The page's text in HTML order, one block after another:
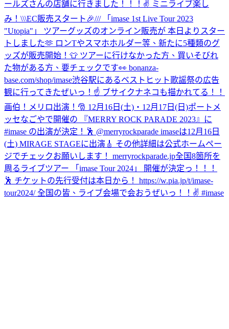
ールズさんの店舗に行きました！！！✌️ ミニライブ楽し
み！ \\\EC販売スタート🎉/// 「imase 1st Live Tour 2023
"Utopia"」 ツアーグッズのオンライン販売が 本日よりスター
トしました🫶 ロンTやスマホホルダー等、新たに5種類のグ
ッズが販売開始！👕 ツアーに行けなかった方、買いそびれ
た物がある方、要チェックです👀 bonanza-
base.com/shop/imase渋谷駅にあるベストヒット歌謡祭の広告
観に行ってきたぜいっ！☝️ ブサイクナネコも描かれてる！！
画伯！ メリロ出演！🎅 12月16日(土)・12月17日(日)ポートメ
ッセなごやで開催の 『MERRY ROCK PARADE 2023』に
#imase の出演が決定！🕺 @merryrockparade imaseは12月16日
(土) MIRAGE STAGEに出演🎸 その他詳細は公式ホームペー
ジでチェックお願いします！ merryrockparade.jp全国8箇所を
周るライブツアー 「imase Tour 2024」 開催が決定っ！！！
🕺 チケットの先行受付は本日から！ https://w.pia.jp/t/imase-
tour2024/ 全国の皆、ライブ会場で会おうぜいっ！！✌️ #imase